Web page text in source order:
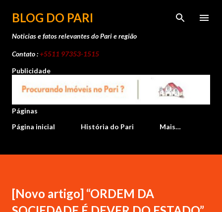
Pular para o conteúdo principal
BLOG DO PARI
Noticias e fatos relevantes do Pari e região
Contato :+5511 97353-1515
Publicidade
Páginas
Página inicial
História do Pari Mais…
[Novo artigo] “ORDEM DA